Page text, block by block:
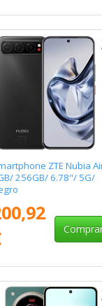
ZTE Nubia
256GB/ 6.78"/ 5G/